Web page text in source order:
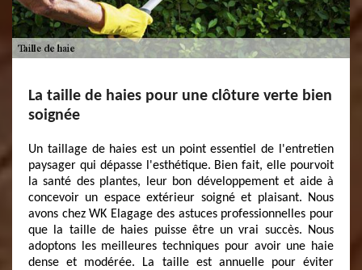
La taille de haies pour une clôture verte bien
soignée
Un taillage de haies est un point essentiel de l'entretien
paysager qui dépasse l'esthétique. Bien fait, elle pourvoit
la santé des plantes, leur bon développement et aide à
concevoir un espace extérieur soigné et plaisant. Nous
avons chez WK Elagage des astuces professionnelles pour
que la taille de haies puisse être un vrai succès. Nous
adoptons les meilleures techniques pour avoir une haie
dense et modérée. La taille est annuelle pour éviter